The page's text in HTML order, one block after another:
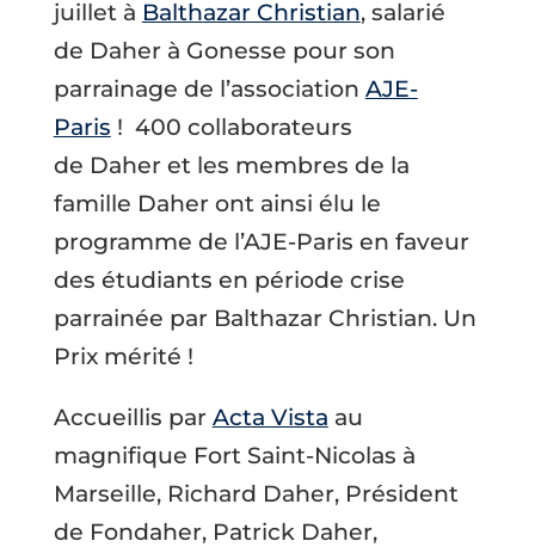
juillet à Balthazar Christian, salarié
de Daher à Gonesse pour son
parrainage de l’association AJE-
Paris ! 400 collaborateurs
de Daher et les membres de la
famille Daher ont ainsi élu le
programme de l’AJE-Paris en faveur
des étudiants en période crise
parrainée par Balthazar Christian. Un
Prix mérité !
Accueillis par Acta Vista au
magnifique Fort Saint-Nicolas à
Marseille, Richard Daher, Président
de Fondaher, Patrick Daher,